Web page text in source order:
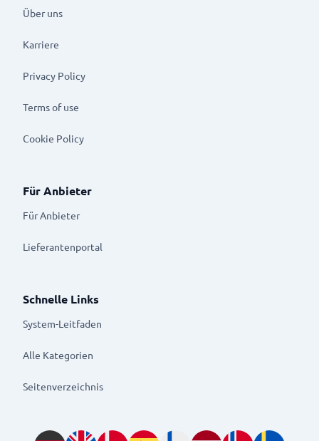
Über uns
Karriere
Privacy Policy
Terms of use
Cookie Policy
Für Anbieter
Für Anbieter
Lieferantenportal
Schnelle Links
System-Leitfaden
Alle Kategorien
Seitenverzeichnis